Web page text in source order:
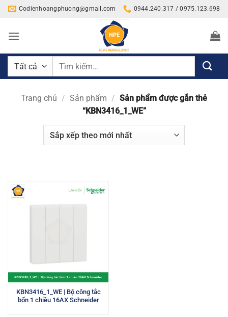
Bỏ
nội
Codienhoangphuong@gmail.com 0944.240.317 / 0975.123.698
Tìm
Trang chủ / Sản phẩm / Sản phẩm được gắn thẻ
“KBN3416_1_WE”
KBN3416_1_WE | Bộ công tắc
bốn 1 chiều 16AX Schneider